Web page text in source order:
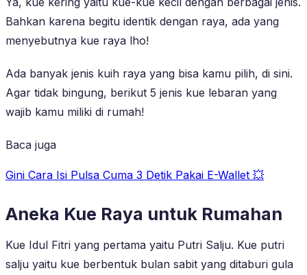
Bahkan karena begitu identik dengan raya, ada yang
menyebutnya kue raya lho!
Ada banyak jenis kuih raya yang bisa kamu pilih, di sini.
Agar tidak bingung, berikut 5 jenis kue lebaran yang
wajib kamu miliki di rumah!
Baca juga
Gini Cara Isi Pulsa Cuma 3 Detik Pakai E-Wallet 💥
Aneka Kue Raya untuk Rumahan
Kue Idul Fitri yang pertama yaitu Putri Salju. Kue putri
salju yaitu kue berbentuk bulan sabit yang ditaburi gula